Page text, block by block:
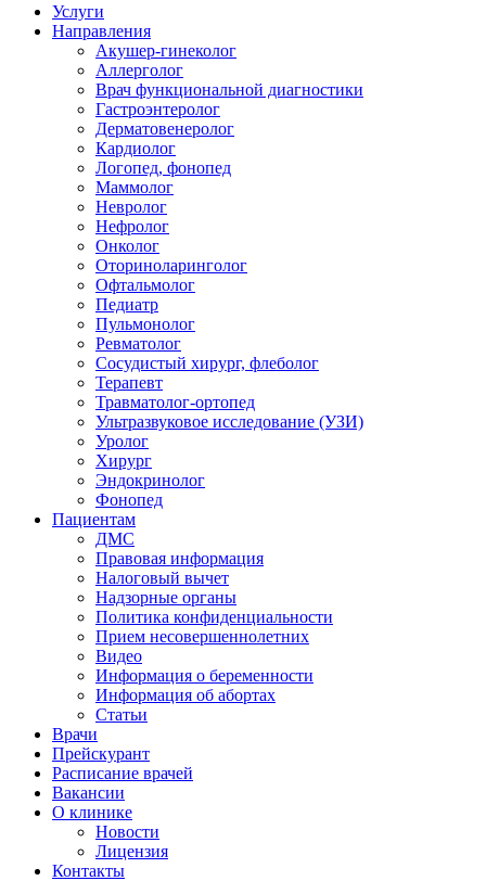
Услуги
Направления
Акушер-гинеколог
Аллерголог
Врач функциональной диагностики
Гастроэнтеролог
Дерматовенеролог
Кардиолог
Логопед, фонопед
Маммолог
Невролог
Нефролог
Онколог
Оториноларинголог
Офтальмолог
Педиатр
Пульмонолог
Ревматолог
Сосудистый хирург, флеболог
Терапевт
Травматолог-ортопед
Ультразвуковое исследование (УЗИ)
Уролог
Хирург
Эндокринолог
Фонопед
Пациентам
ДМС
Правовая информация
Налоговый вычет
Надзорные органы
Политика конфиденциальности
Прием несовершеннолетних
Видео
Информация о беременности
Информация об абортах
Статьи
Врачи
Прейскурант
Расписание врачей
Вакансии
О клинике
Новости
Лицензия
Контакты